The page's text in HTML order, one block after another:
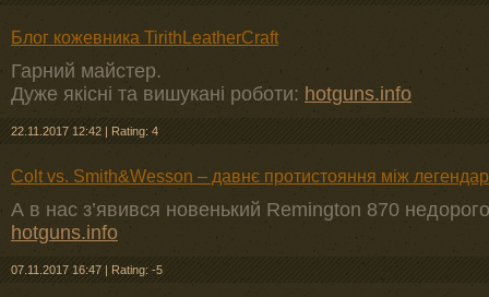
Блог кожевника TirithLeatherCraft
Гарний майстер.
Дуже якісні та вишукані роботи: hotguns.info
22.11.2017 12:42 | Rating: 4
Colt vs. Smith&Wesson – давнє протистояння між
А в нас з’явився новенький Remington 870
hotguns.info
07.11.2017 16:47 | Rating: -5